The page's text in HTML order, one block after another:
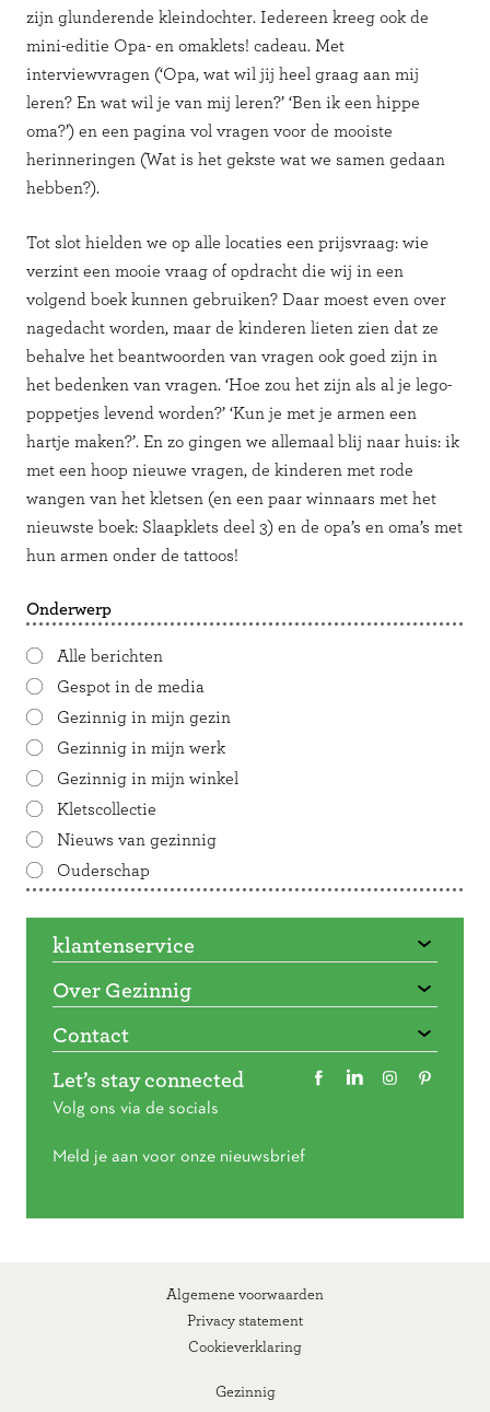
Onderwerp
Alle berichten
Gespot in de media
Gezinnig in mijn gezin
Gezinnig in mijn werk
Gezinnig in mijn winkel
Kletscollectie
Nieuws van gezinnig
Ouderschap
zijn glunderende kleindochter. Iedereen kreeg ook de
mini-editie Opa- en omaklets! cadeau. Met
interviewvragen (‘Opa, wat wil jij heel graag aan mij
leren? En wat wil je van mij leren?’ ‘Ben ik een hippe
oma?’) en een pagina vol vragen voor de mooiste
herinneringen (Wat is het gekste wat we samen gedaan
hebben?).
Tot slot hielden we op alle locaties een prijsvraag: wie
verzint een mooie vraag of opdracht die wij in een
volgend boek kunnen gebruiken? Daar moest even over
nagedacht worden, maar de kinderen lieten zien dat ze
behalve het beantwoorden van vragen ook goed zijn in
het bedenken van vragen. ‘Hoe zou het zijn als al je lego-
poppetjes levend worden?’ ‘Kun je met je armen een
hartje maken?’. En zo gingen we allemaal blij naar huis: ik
met een hoop nieuwe vragen, de kinderen met rode
wangen van het kletsen (en een paar winnaars met het
nieuwste boek: Slaapklets deel 3) en de opa’s en oma’s met
hun armen onder de tattoos!
klantenservice
Over Gezinnig
Contact
Let’s stay connected
Volg ons via de socials
Meld je aan voor onze nieuwsbrief
Gezinnig
Algemene voorwaarden
Privacy statement
Cookieverklaring